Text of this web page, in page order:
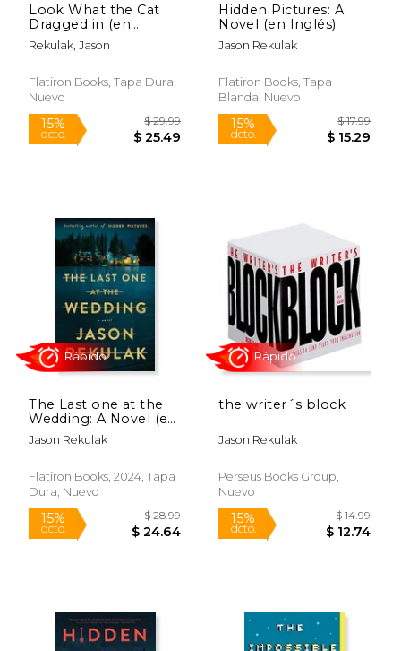
Look What the Cat
Dragged in (en
Inglés)
Rekulak, Jason
Flatiron Books, Tapa Dura,
Nuevo
15%
dcto. $ 25.49
Hidden Pictures: A
Novel (en Inglés)
Jason Rekulak
Flatiron Books, Tapa
Blanda, Nuevo
15%
dcto.
The Last one at the
Wedding: A Novel (en
Inglés)
Jason Rekulak
Flatiron Books, 2024, Tapa
Dura, Nuevo
the writer´s block
Jason Rekulak
Perseus Books Group,
Nuevo